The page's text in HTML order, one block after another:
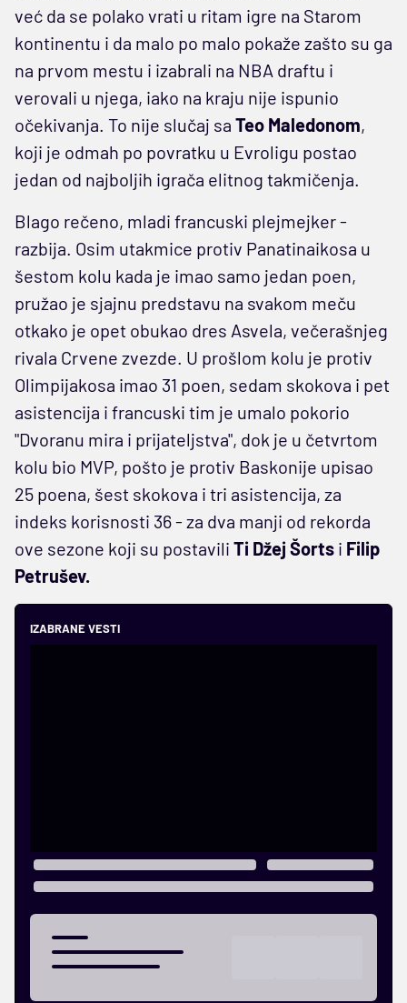
već da se polako vrati u ritam igre na Starom
kontinentu i da malo po malo pokaže zašto su ga
na prvom mestu i izabrali na NBA draftu i
verovali u njega, iako na kraju nije ispunio
očekivanja. To nije slučaj sa Teo Maledonom,
koji je odmah po povratku u Evroligu postao
jedan od najboljih igrača elitnog takmičenja.
Blago rečeno, mladi francuski plejmejker -
razbija. Osim utakmice protiv Panatinaikosa u
šestom kolu kada je imao samo jedan poen,
pružao je sjajnu predstavu na svakom meču
otkako je opet obukao dres Asvela, večerašnjeg
rivala Crvene zvezde. U prošlom kolu je protiv
Olimpijakosa imao 31 poen, sedam skokova i pet
asistencija i francuski tim je umalo pokorio
"Dvoranu mira i prijateljstva", dok je u četvrtom
kolu bio MVP, pošto je protiv Baskonije upisao
25 poena, šest skokova i tri asistencija, za
indeks korisnosti 36 - za dva manji od rekorda
ove sezone koji su postavili Ti Džej Šorts i Filip
Petrušev.
IZABRANE VESTI